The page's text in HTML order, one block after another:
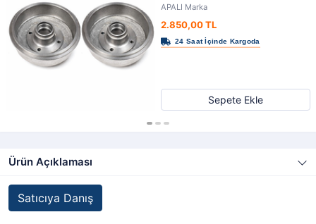
APALI Marka
2.850,00 TL
Sepete Ekle
Ürün Açıklaması
Satıcıya Danış